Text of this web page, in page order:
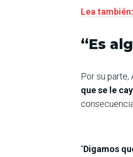
Lea
“Es
Por su parte,
que se le
“Digamos